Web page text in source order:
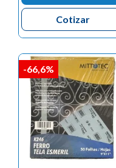
Cotizar
-66,6%